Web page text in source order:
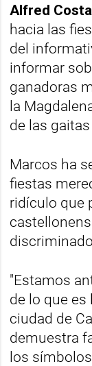
Alfred Costa
hacia las
del
informar
ganadoras
la
de las gaitas
Marcos ha
fiestas
ridículo que
"Estamos
de lo que
ciudad de
demuestra
los